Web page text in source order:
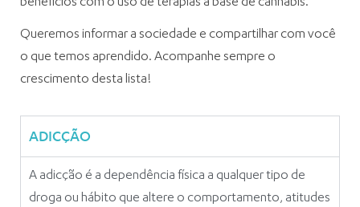
benefícios com o uso de terapias à base de cannabis.
Queremos informar a sociedade e compartilhar com você
o que temos aprendido. Acompanhe sempre o
crescimento desta lista!
ADICÇÃO
A adicção é a dependência física a qualquer tipo de
droga ou hábito que altere o comportamento, atitudes